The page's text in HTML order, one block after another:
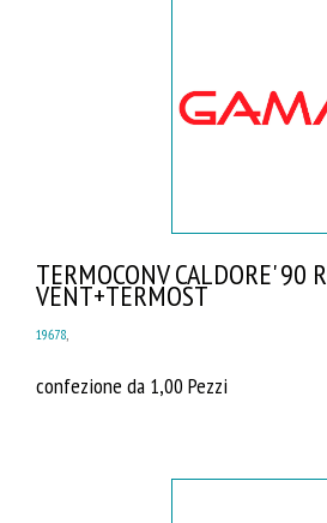
TERMOCONV CALDORE' 90 R
VENT+TERMOST
19678
confezione da 1,00 Pezzi